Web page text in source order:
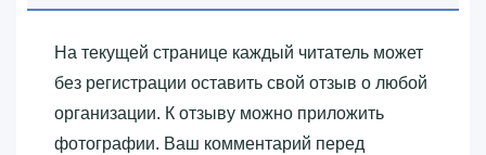
На текущей странице каждый читатель может
без регистрации оставить свой отзыв о любой
организации. К отзыву можно приложить
фотографии. Ваш комментарий перед